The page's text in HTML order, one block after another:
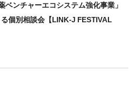
ベンチャーエコシステム強化事業」
個別相談会【LINK-J FESTIVAL